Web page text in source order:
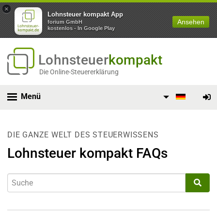
×
Lohnsteuer kompakt App
forium GmbH
kostenlos - In Google Play
Ansehen
Lohnsteuerkompakt
Die Online-Steuererklärung
Menü
DIE GANZE WELT DES STEUERWISSENS
Lohnsteuer kompakt FAQs